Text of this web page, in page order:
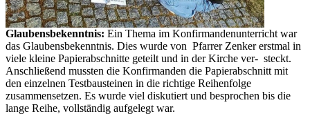
Glaubensbekenntnis: Ein Thema im Konfirmandenunterricht war
das Glaubensbekenntnis. Dies wurde von Pfarrer Zenker erstmal in
viele kleine Papierabschnitte geteilt und in der Kirche ver- steckt.
Anschließend mussten die Konfirmanden die Papierabschnitt mit
den einzelnen Testbausteinen in die richtige Reihenfolge
zusammensetzen. Es wurde viel diskutiert und besprochen bis die
lange Reihe, vollständig aufgelegt war.